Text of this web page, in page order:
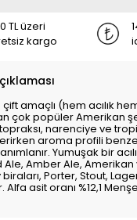
TL üzeri
kargo
amaçlı (hem acılık
çok popüler Amerikan
narenciye ve
aroma profili
Yumuşak bir
Ale, Amber Ale, Amerikan
Porter, Stout,
Alfa asit oranı %12,1